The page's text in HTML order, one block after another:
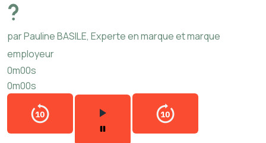
?
par Pauline BASILE, Experte en marque et marque
employeur
0m00s
0m00s